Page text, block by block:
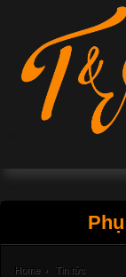
Home › Tin tức